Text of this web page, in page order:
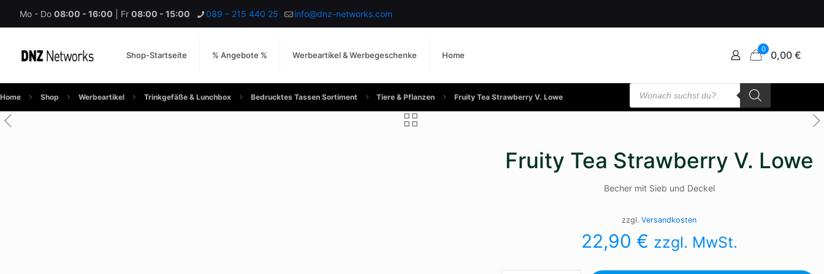
Mo - Do 08:00 - 16:00 | Fr 08:00 - 15:00 089 – 215 440 25 info@dnz-networks.com
Shop-Startseite % Angebote % Werbeartikel & Werbegeschenke Home
0 0,00 €
Home Shop Werbeartikel Trinkgefäße & Lunchbox Bedrucktes Tassen Sortiment Tiere & Pflanzen Fruity Tea Strawberry V. Lowe
Products
search
Fruity Tea Strawberry V. Lowe
Becher mit Sieb und Deckel
zzgl.Versandkosten
22,90 € zzgl. MwSt.